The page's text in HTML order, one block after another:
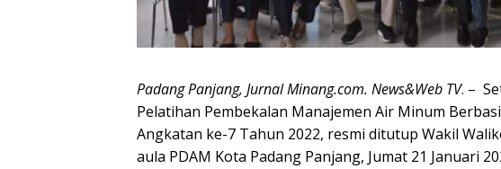
Padang Panjang, Jurnal Minang.com. News&Web TV. –
Pelatihan Pembekalan Manajemen Air Minum
Angkatan ke-7 Tahun 2022, resmi ditutup Wakil
aula PDAM Kota Padang Panjang, Jumat 21 Januari